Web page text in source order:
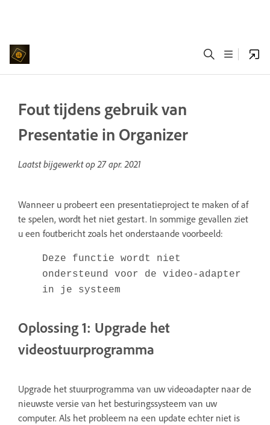
Fout tijdens gebruik van
Presentatie in Organizer
Laatst bijgewerkt op27 apr. 2021
Wanneer u probeert een presentatieproject te maken of af
te spelen, wordt het niet gestart. In sommige gevallen ziet
u een foutbericht zoals het onderstaande voorbeeld:
Deze functie wordt niet
ondersteund voor de video-adapter
in je systeem
Oplossing 1: Upgrade het
videostuurprogramma
Upgrade het stuurprogramma van uw videoadapter naar de
nieuwste versie van het besturingssysteem van uw
computer. Als het probleem na een update echter niet is